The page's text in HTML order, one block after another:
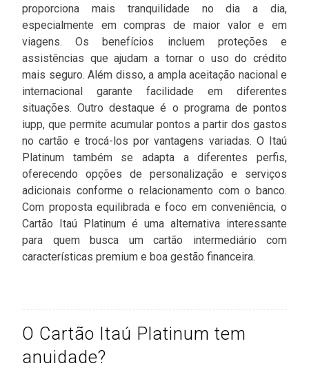
proporciona mais tranquilidade no dia a dia,
especialmente em compras de maior valor e em
viagens. Os benefícios incluem proteções e
assistências que ajudam a tornar o uso do crédito
mais seguro. Além disso, a ampla aceitação nacional e
internacional garante facilidade em diferentes
situações. Outro destaque é o programa de pontos
iupp, que permite acumular pontos a partir dos gastos
no cartão e trocá-los por vantagens variadas. O Itaú
Platinum também se adapta a diferentes perfis,
oferecendo opções de personalização e serviços
adicionais conforme o relacionamento com o banco.
Com proposta equilibrada e foco em conveniência, o
Cartão Itaú Platinum é uma alternativa interessante
para quem busca um cartão intermediário com
características premium e boa gestão financeira.
O Cartão Itaú Platinum tem
anuidade?